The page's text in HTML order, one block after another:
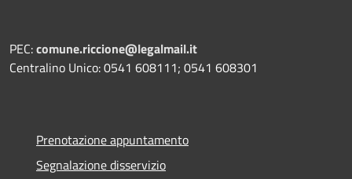
PEC:comune.riccione@legalmail.it
Centralino Unico: 0541 608111; 0541 608301
Prenotazione appuntamento
Segnalazione disservizio